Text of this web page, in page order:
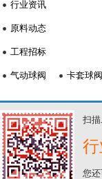
行业资讯
原料动态
工程招标
气动球阀 卡套球阀
扫
行
您